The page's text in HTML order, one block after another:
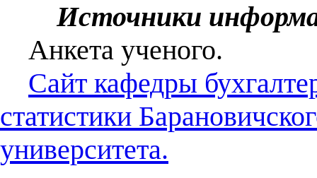
Источники
Анкета ученого.
Сайт кафедры
статистики
университета.